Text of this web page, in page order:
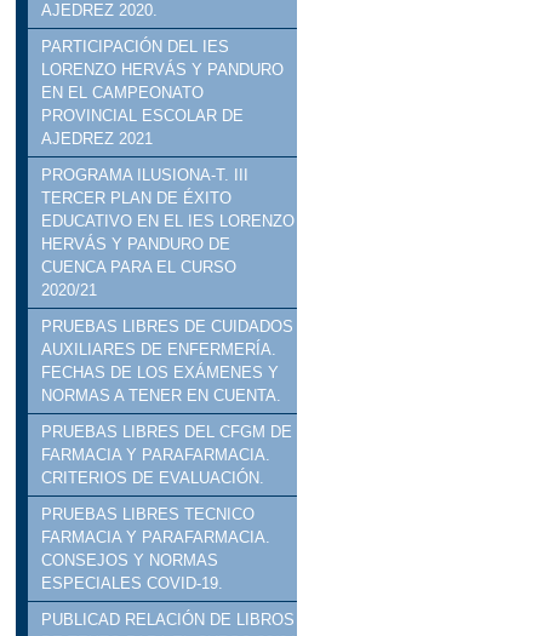
AJEDREZ 2020.
PARTICIPACIÓN DEL IES
LORENZO HERVÁS Y PANDURO
EN EL CAMPEONATO
PROVINCIAL ESCOLAR DE
AJEDREZ 2021
PROGRAMA ILUSIONA-T. III
TERCER PLAN DE ÉXITO
EDUCATIVO EN EL IES LORENZO
HERVÁS Y PANDURO DE
CUENCA PARA EL CURSO
2020/21
PRUEBAS LIBRES DE CUIDADOS
AUXILIARES DE ENFERMERÍA.
FECHAS DE LOS EXÁMENES Y
NORMAS A TENER EN CUENTA.
PRUEBAS LIBRES DEL CFGM DE
FARMACIA Y PARAFARMACIA.
CRITERIOS DE EVALUACIÓN.
PRUEBAS LIBRES TECNICO
FARMACIA Y PARAFARMACIA.
CONSEJOS Y NORMAS
ESPECIALES COVID-19.
PUBLICAD RELACIÓN DE LIBROS